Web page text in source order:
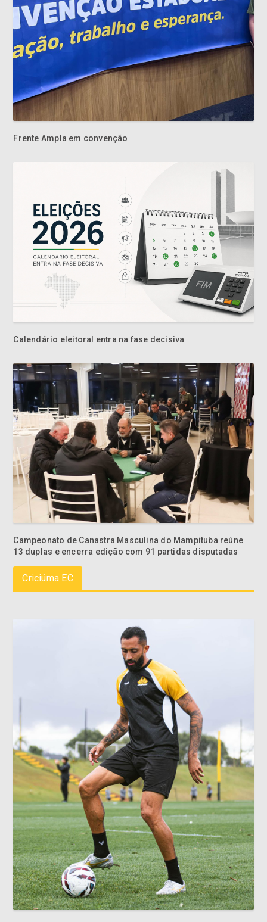
Frente Ampla em convenção
Calendário eleitoral entra na fase decisiva
Campeonato de Canastra Masculina do Mampituba reúne
13 duplas e encerra edição com 91 partidas disputadas
Criciúma EC